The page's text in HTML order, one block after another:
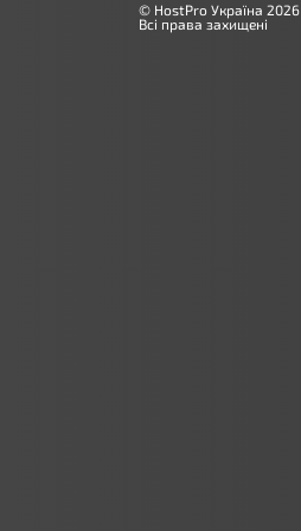
© HostPro Україна 2026
Всі права захищені